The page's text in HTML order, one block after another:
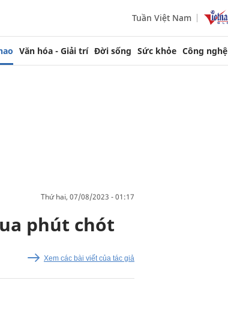
Tuần Việt Nam
Văn hóa - Giải trí Đời sống Sức khỏe Công nghệ
thứ hai, 07/08/2023 - 01:17
phút chót
Xem các bài viết của tác giả